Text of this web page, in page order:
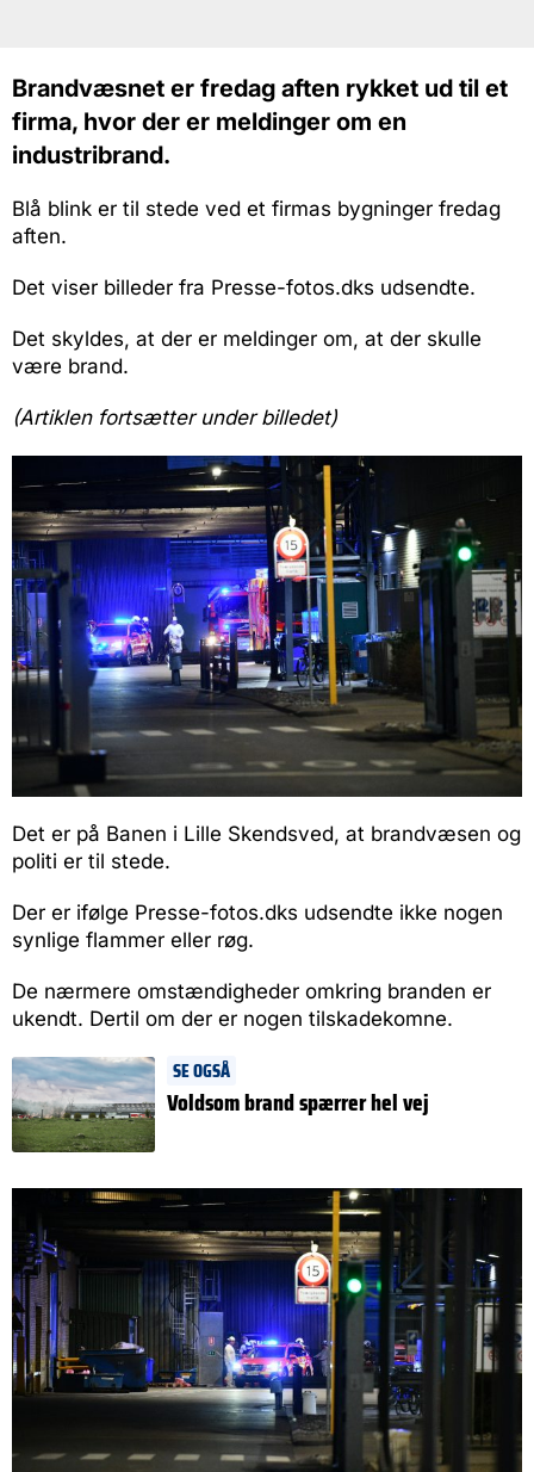
Brandvæsnet er fredag aften rykket ud til et
firma, hvor der er meldinger om en
industribrand.
Blå blink er til stede ved et firmas bygninger fredag
aften.
Det viser billeder fra Presse-fotos.dks udsendte.
Det skyldes, at der er meldinger om, at der skulle
være brand.
(Artiklen fortsætter under billedet)
Det er på Banen i Lille Skendsved, at brandvæsen og
politi er til stede.
Der er ifølge Presse-fotos.dks udsendte ikke nogen
synlige flammer eller røg.
De nærmere omstændigheder omkring branden er
ukendt. Dertil om der er nogen tilskadekomne.
SE OGSÅ
Voldsom brand spærrer hel vej